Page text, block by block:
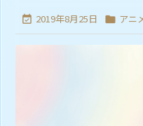
 2019年8月25日  アニ